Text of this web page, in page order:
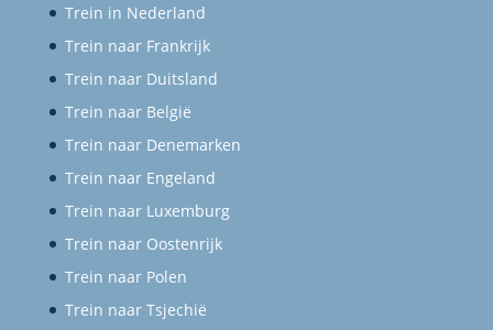
Trein in Nederland
Trein naar Frankrijk
Trein naar Duitsland
Trein naar België
Trein naar Denemarken
Trein naar Engeland
Trein naar Luxemburg
Trein naar Oostenrijk
Trein naar Polen
Trein naar Tsjechië